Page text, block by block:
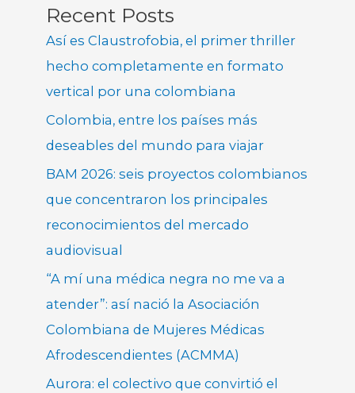
Recent Posts
Así es Claustrofobia, el primer thriller
hecho completamente en formato
vertical por una colombiana
Colombia, entre los países más
deseables del mundo para viajar
BAM 2026: seis proyectos colombianos
que concentraron los principales
reconocimientos del mercado
audiovisual
“A mí una médica negra no me va a
atender”: así nació la Asociación
Colombiana de Mujeres Médicas
Afrodescendientes (ACMMA)
Aurora: el colectivo que convirtió el